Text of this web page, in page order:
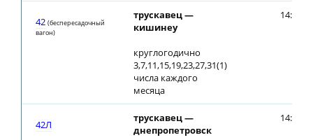
42 (беспересадочный
вагон)
трускавец —
кишинеу
круглогодично
3,7,11,15,19,23,27,31(1)
числа каждого
месяца
14:30
42Л
трускавец —
днепропетровск
14:30